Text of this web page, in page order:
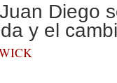
Diego
y el